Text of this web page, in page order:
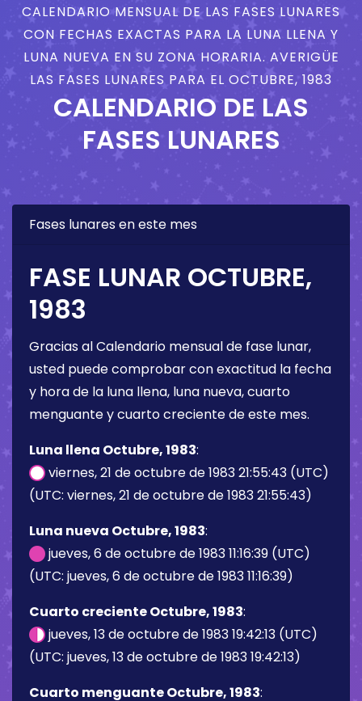
CALENDARIO MENSUAL DE LAS FASES LUNARES
CON FECHAS EXACTAS PARA LA LUNA LLENA Y
LUNA NUEVA EN SU ZONA HORARIA. AVERIGÜE
LAS FASES LUNARES PARA EL OCTUBRE, 1983
CALENDARIO DE LAS
FASES LUNARES
Fases lunares en este mes
FASE LUNAR OCTUBRE,
1983
Gracias al Calendario mensual de fase lunar,
usted puede comprobar con exactitud la fecha
y hora de la luna llena, luna nueva, cuarto
menguante y cuarto creciente de este mes.
Luna llena Octubre, 1983:
viernes, 21 de octubre de 1983 21:55:43 (UTC)
(UTC: viernes, 21 de octubre de 1983 21:55:43)
Luna nueva Octubre, 1983:
jueves, 6 de octubre de 1983 11:16:39 (UTC)
(UTC: jueves, 6 de octubre de 1983 11:16:39)
Cuarto creciente Octubre, 1983:
jueves, 13 de octubre de 1983 19:42:13 (UTC)
(UTC: jueves, 13 de octubre de 1983 19:42:13)
Cuarto menguante Octubre, 1983: